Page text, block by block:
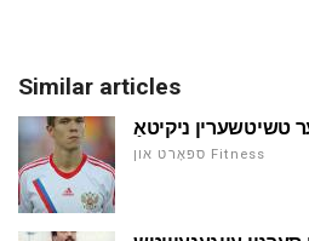
Similar articles
טשיטשערין ניקיטאַ
ספּאָרט און Fitness